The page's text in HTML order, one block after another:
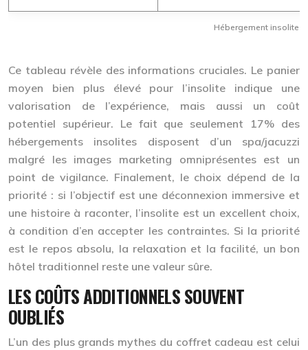
Hébergement insolite
Ce tableau révèle des informations cruciales. Le panier
moyen bien plus élevépour l’insolite indique une
valorisation de l’expérience, mais aussi un coût
potentiel supérieur. Le fait que seulement 17% des
hébergements insolites disposent d’un spa/jacuzzi
malgré les images marketing omniprésentes est un
point de vigilance. Finalement, le choix dépend de la
priorité : si l’objectif est une déconnexion immersive et
une histoire à raconter, l’insolite est un excellent choix,
à condition d’en accepter les contraintes. Si la priorité
est le repos absolu, la relaxation et la facilité, un bon
hôtel traditionnel reste une valeur sûre.
LES COÛTS ADDITIONNELS SOUVENT
OUBLIÉS
L’un des plus grands mythes du coffret cadeau est celui